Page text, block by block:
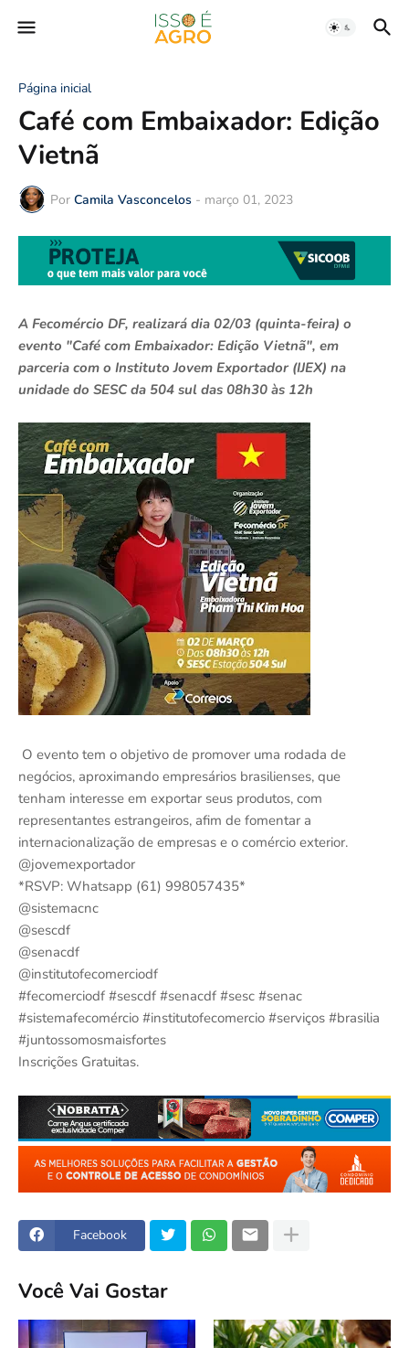
Página inicial
Café com Embaixador: Edição
Vietnã
Por Camila Vasconcelos - março 01, 2023
A Fecomércio DF, realizará dia 02/03 (quinta-feira) o
evento "Café com Embaixador: Edição Vietnã", em
parceria com o Instituto Jovem Exportador (IJEX) na
unidade do SESC da 504 sul das 08h30 às 12h
O evento tem o objetivo de promover uma rodada de
negócios, aproximando empresários brasilienses, que
tenham interesse em exportar seus produtos, com
representantes estrangeiros, afim de fomentar a
internacionalização de empresas e o comércio exterior.
@jovemexportador
*RSVP: Whatsapp (61) 998057435*
@sistemacnc
@sescdf
@senacdf
@institutofecomerciodf
#fecomerciodf #sescdf #senacdf #sesc #senac
#sistemafecomércio #institutofecomercio #serviços #brasilia
#juntossomosmaisfortes
Inscrições Gratuitas.
Facebook
Você Vai Gostar